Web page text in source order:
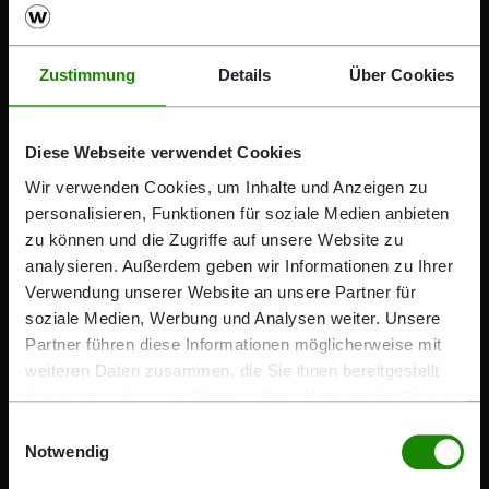
Zustimmung Details Über Cookies
Diese Webseite verwendet Cookies
Wir verwenden Cookies, um Inhalte und Anzeigen zu
personalisieren, Funktionen für soziale Medien anbieten
zu können und die Zugriffe auf unsere Website zu
analysieren. Außerdem geben wir Informationen zu Ihrer
Verwendung unserer Website an unsere Partner für
soziale Medien, Werbung und Analysen weiter. Unsere
Partner führen diese Informationen möglicherweise mit
weiteren Daten zusammen, die Sie ihnen bereitgestellt
haben oder die sie im Rahmen Ihrer Nutzung der Dienste
Notwendig
shares.
Based on the redemption of 1,163,514 own shares,
now amounts to EUR 115,187,982, divided into
Share
Share
linkedin
Share
x
Share
facebook
Share
mail
Press Kit
Press Release: Wienerberger redeems own